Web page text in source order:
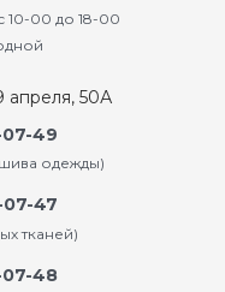
10-00 до 18-00
апреля, 50А
07-49
одежды)
07-47
тканей)
07-48